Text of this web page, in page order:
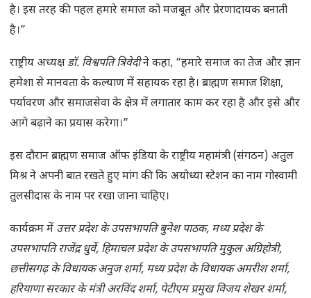
है। इस तरह की पहल हमारे समाज को मजबूत और प्रेरणादायक बनाती
है।”
राष्ट्रीय अध्यक्षडॉ. विश्वपति त्रिवेदीने कहा, “हमारे समाज का तेज और ज्ञान
हमेशा से मानवता के कल्याण में सहायक रहा है। ब्राह्मण समाज शिक्षा,
पर्यावरण और समाजसेवा के क्षेत्र में लगातार काम कर रहा है और इसे और
आगे बढ़ाने का प्रयास करेगा।”
इस दौरान ब्राह्मण समाज ऑफ इंडिया के राष्ट्रीय महामंत्री (संगठन) अतुल
मिश्र ने अपनी बात रखते हुए मांग की कि अयोध्या स्टेशन का नाम गोस्वामी
तुलसीदास के नाम पर रखा जाना चाहिए।
कार्यक्रम में उत्तर प्रदेश के उपसभापति बुनेश पाठक, मध्य प्रदेश के
उपसभापति राजेंद्र धुर्वे, हिमाचल प्रदेश के उपसभापति मुकुल अग्रिहोत्री,
छत्तीसगढ़ के विधायक अनुज शर्मा, मध्य प्रदेश के विधायक अमरीश शर्मा,
हरियाणा सरकार के मंत्री अरविंद शर्मा, पेटीएम प्रमुख विजय शेखर शर्मा,